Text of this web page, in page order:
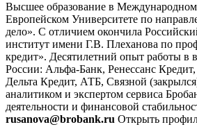
Высшее образование в
Европейском Университете по
дело». С отличием окончила
институт имени Г.В. Плеханова по
кредит». Десятилетний опыт работы в
России: Альфа-Банк, Ренессанс
Дельта Кредит, АТБ, Связной
аналитиком и экспертом сервиса
деятельности и финансовой
rusanova@brobank.ru Открыть